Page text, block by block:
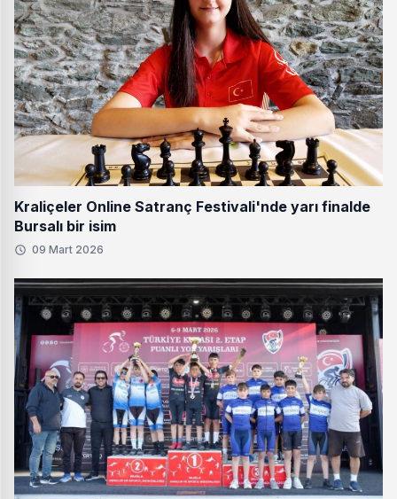
Kraliçeler Online Satranç Festivali'nde yarı finalde
Bursalı bir isim
09 Mart 2026